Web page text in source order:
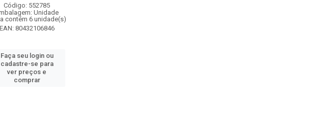
Código: 552785
Unidade
contém 6 unidade(s)
EAN: 80432106846
Faça seu login ou
cadastre-se para
ver preços e
comprar